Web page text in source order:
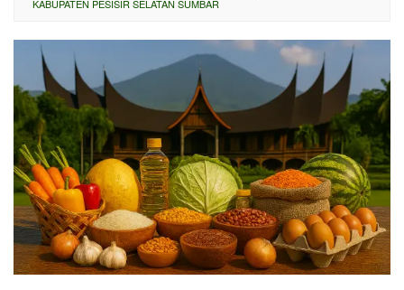
KABUPATEN PESISIR SELATAN SUMBAR